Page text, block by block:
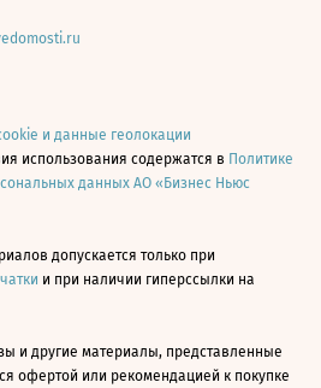
и данные геолокации
использования содержатся в Политике
данных АО «Бизнес Ньюс
допускается только при
и при наличии гиперссылки на
и другие материалы, представленные
офертой или рекомендацией к покупке